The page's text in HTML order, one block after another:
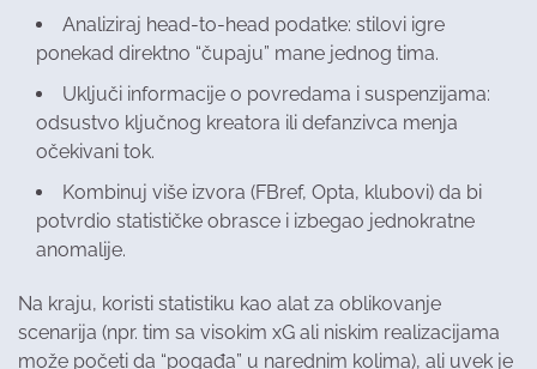
Analiziraj head-to-head podatke: stilovi igre
ponekad direktno “čupaju” mane jednog tima.
Uključi informacije o povredama i suspenzijama:
odsustvo ključnog kreatora ili defanzivca menja
očekivani tok.
Kombinuj više izvora (FBref, Opta, klubovi) da bi
potvrdio statističke obrasce i izbegao jednokratne
anomalije.
Na kraju, koristi statistiku kao alat za oblikovanje
scenarija (npr. tim sa visokim xG ali niskim realizacijama
može početi da “pogađa” u narednim kolima), ali uvek je